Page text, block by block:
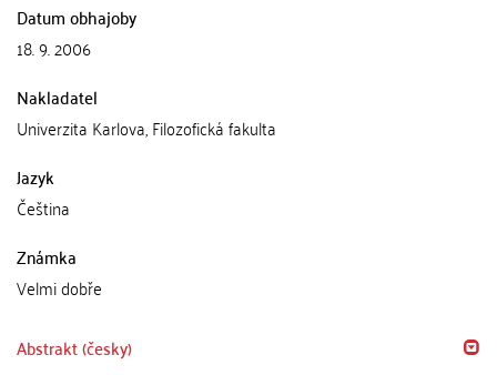
Datum obhajoby
18. 9. 2006
Nakladatel
Univerzita Karlova, Filozofická fakulta
Jazyk
Čeština
Známka
Velmi dobře
Abstrakt (česky)